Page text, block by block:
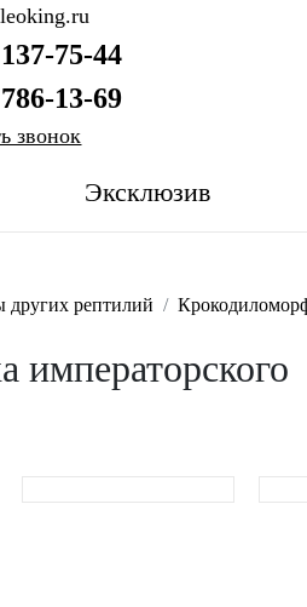
75-44
13-69
звонок
Эксклюзив
других рептилий
императорского